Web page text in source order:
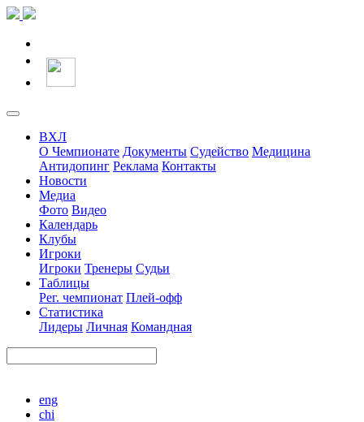
ВХЛ
О Чемпионате Документы Судейство Медицина
Антидопинг Реклама Контакты
Новости
Медиа
Фото Видео
Календарь
Клубы
Игроки
Игроки Тренеры Судьи
Таблицы
Рег. чемпионат Плей-офф
Статистика
Лидеры Личная Командная
eng
chi